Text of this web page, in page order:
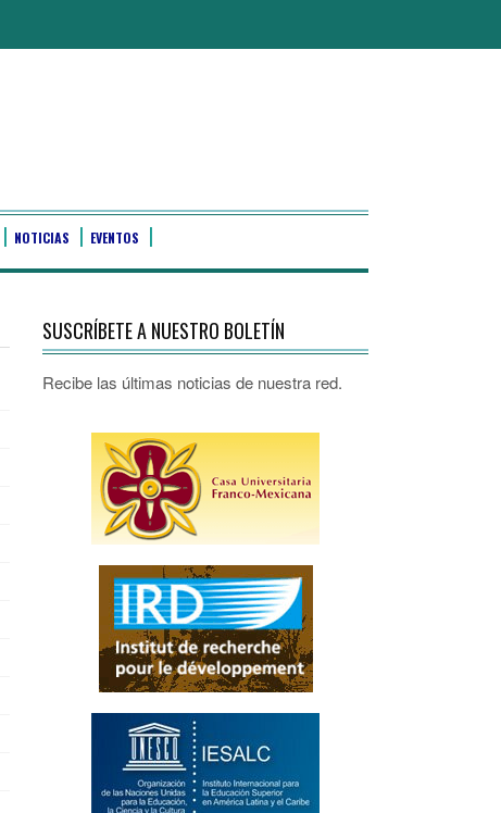
NOTICIAS EVENTOS
SUSCRÍBETE A NUESTRO BOLETÍN
Recibe las últimas noticias de nuestra red.